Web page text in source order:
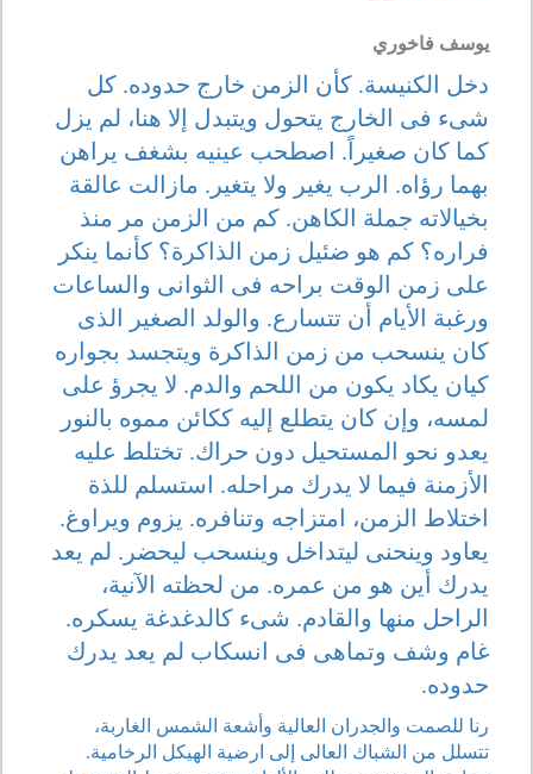
يوسف فاخوري
دخل الكنيسة. كأن الزمن خارج حدوده. كل
شىء فى الخارج يتحول ويتبدل إلا هنا، لم يزل
كما كان صغيراً. اصطحب عينيه بشغف يراهن
بهما رؤاه. الرب يغير ولا يتغير. مازالت عالقة
بخيالاته جملة الكاهن. كم من الزمن مر منذ
فراره؟ كم هو ضئيل زمن الذاكرة؟ كأنما ينكر
على زمن الوقت براحه فى الثوانى والساعات
ورغبة الأيام أن تتسارع. والولد الصغير الذى
كان ينسحب من زمن الذاكرة ويتجسد بجواره
كيان يكاد يكون من اللحم والدم. لا يجرؤ على
لمسه، وإن كان يتطلع إليه ككائن مموه بالنور
يعدو نحو المستحيل دون حراك. تختلط عليه
الأزمنة فيما لا يدرك مراحله. استسلم للذة
اختلاط الزمن، امتزاجه وتنافره. يزوم ويراوغ.
يعاود وينحنى ليتداخل وينسحب ليحضر. لم يعد
يدرك أين هو من عمره. من لحظته الآنية،
الراحل منها والقادم. شىء كالدغدغة يسكره.
غام وشف وتماهى فى انسكاب لم يعد يدرك
حدوده.
رنا للصمت والجدران العالية وأشعة الشمس الغاربة،
تتسلل من الشباك العالى إلى ارضية الهيكل الرخامية.